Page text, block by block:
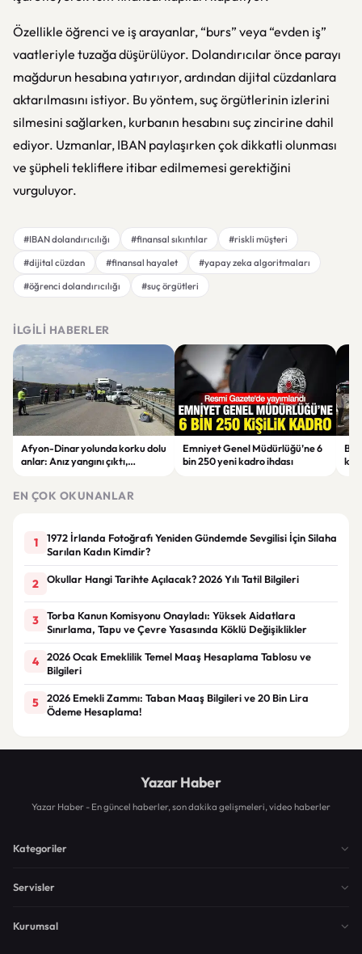
Özellikle öğrenci ve iş arayanlar, “burs” veya “evden iş”
vaatleriyle tuzağa düşürülüyor. Dolandırıcılar önce parayı
mağdurun hesabına yatırıyor, ardından dijital cüzdanlara
aktarılmasını istiyor. Bu yöntem, suç örgütlerinin izlerini
silmesini sağlarken, kurbanın hesabını suç zincirine dahil
ediyor. Uzmanlar, IBAN paylaşırken çok dikkatli olunması
ve şüpheli tekliflere itibar edilmemesi gerektiğini
vurguluyor.
#IBAN dolandırıcılığı #finansal sıkıntılar
#riskli müşteri
#dijital cüzdan
#finansal hayalet
#yapay zeka algoritmaları
#öğrenci dolandırıcılığı
#suç örgütleri
İLGILI HABERLER
Afyon-Dinar yolunda korku dolu
anlar: Anız yangını çıktı,
Emniyet Genel Müdürlüğü’ne 6
bin 250 yeni kadro ihdası
EN ÇOK OKUNANLAR
1
1972 İrlanda Fotoğrafı Yeniden Gündemde Sevgilisi İçin Silaha
Sarılan Kadın Kimdir?
2 Okullar Hangi Tarihte Açılacak? 2026 Yılı Tatil Bilgileri
3
Torba Kanun Komisyonu Onayladı: Yüksek Aidatlara
Sınırlama, Tapu ve Çevre Yasasında Köklü Değişiklikler
4
2026 Ocak Emeklilik Temel Maaş Hesaplama Tablosu ve
Bilgileri
5
2026 Emekli Zammı: Taban Maaş Bilgileri ve 20 Bin Lira
Ödeme Hesaplama!
Yazar Haber
Yazar Haber - En güncel haberler, son dakika gelişmeleri, video haberler
Kategoriler
Servisler
Kurumsal